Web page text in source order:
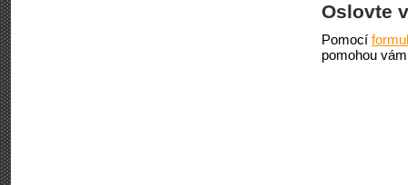
Oslovte
Pomocí
pomohou